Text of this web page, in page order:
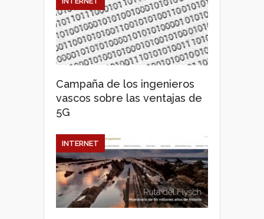
Campaña de los ingenieros
vascos sobre las ventajas de
5G
INTERNET